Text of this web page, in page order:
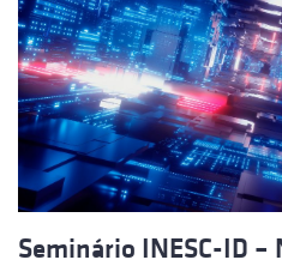
Seminário INESC-ID –